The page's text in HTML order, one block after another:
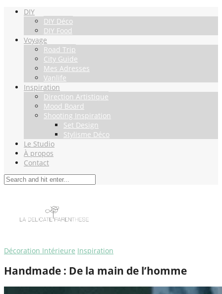
DIY
DIY Déco
DIY Food
Voyage
Road Trip
City Guide
Mes Adresses
Vanlife
Inspiration
Direction Artistique
Mood Board
Shooting Inspiration
Set Design
Stylisme Déco
Le Studio
À propos
Contact
Décoration Intérieure Inspiration
Handmade : De la main de l’homme